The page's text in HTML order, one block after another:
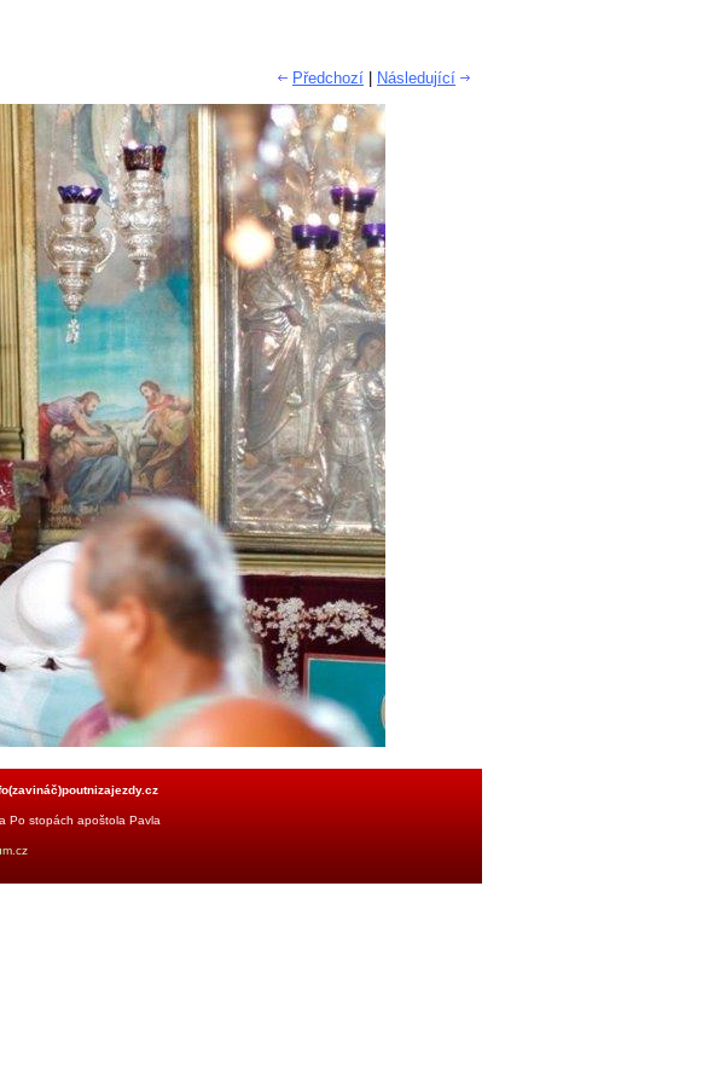
Předchozí Následující
Po stopách apoštola Pavla